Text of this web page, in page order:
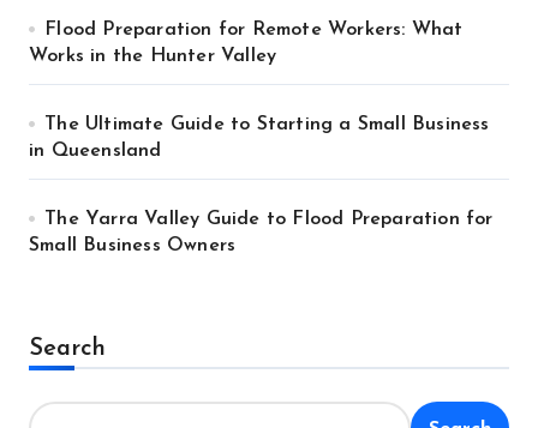
Flood Preparation for Remote Workers: What
Works in the Hunter Valley
The Ultimate Guide to Starting a Small Business
in Queensland
The Yarra Valley Guide to Flood Preparation for
Small Business Owners
Search